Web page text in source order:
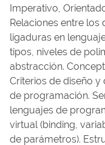
Imperativo,
Relaciones entre los
ligaduras en
tipos, niveles de
abstracción.
Criterios de diseño
de programación.
lenguajes de
virtual (binding,
de parámetros).